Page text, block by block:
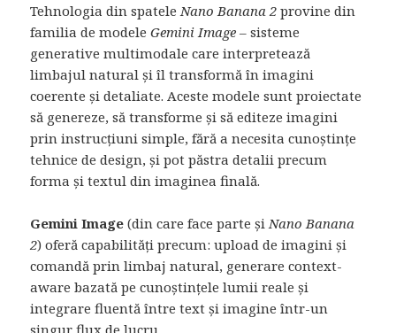
Tehnologia din spatele Nano Banana 2 provine din
familia de modeleGemini Image – sisteme
generative multimodale care interpretează
limbajul natural și îl transformă în imagini
coerente și detaliate. Aceste modele sunt proiectate
să genereze, să transforme și să editeze imagini
prin instrucțiuni simple, fără a necesita cunoștințe
tehnice de design, și pot păstra detalii precum
forma și textul din imaginea finală.
Gemini Image (din care face parte și Nano Banana
2) oferă capabilități precum: upload de imagini și
comandă prin limbaj natural, generare context-
aware bazată pe cunoștințele lumii reale și
integrare fluentă între text și imagine într-un
singur flux de lucru.